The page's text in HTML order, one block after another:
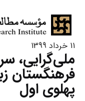
11 خرداد 1399
ملی‌گرایی،
فرهنگستان
پهلوی اول